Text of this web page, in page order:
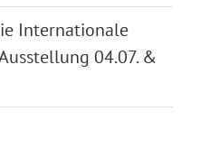
Internationale
04.07. &